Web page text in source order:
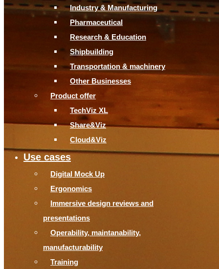
Industry & Manufacturing
Pharmaceutical
Research & Education
Shipbuilding
Transportation & machinery
Other Businesses
Product offer
TechViz XL
Share&Viz
Cloud&Viz
Use cases
Digital Mock Up
Ergonomics
Immersive design reviews and
presentations
Operability, maintanability,
manufacturability
Training